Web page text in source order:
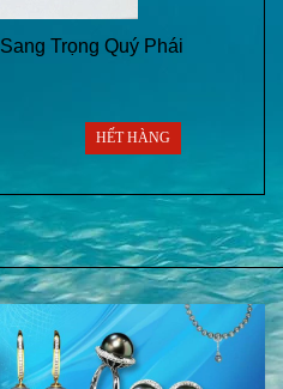
Trọng Quý Phái
HẾT HÀNG